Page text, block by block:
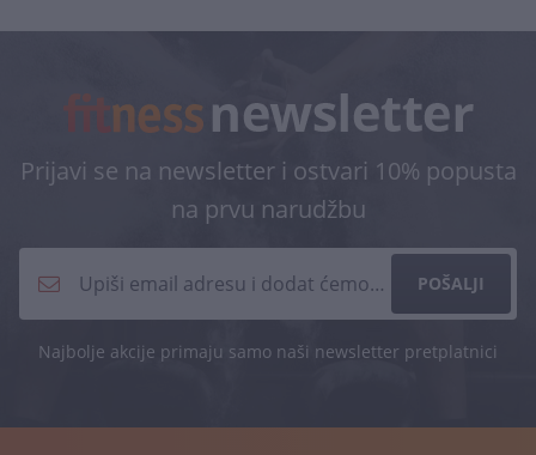
Prijavi se na newsletter i ostvari 10% popusta
na prvu narudžbu
POŠALJI
Najbolje akcije primaju samo naši newsletter pretplatnici